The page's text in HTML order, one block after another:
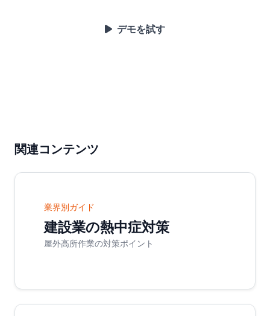
デモを試す
関連コンテンツ
業界別ガイド
建設業の熱中症対策
屋外高所作業の対策ポイント